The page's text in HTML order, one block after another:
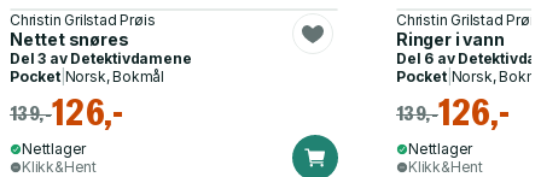
Christin Grilstad Prøis
Nettet snøres
Del 3 av Detektivdamene
Pocket| Norsk, Bokmål
139,-126,-
Nettlager
Klikk&Hent
Christin Grilstad Prøis
Ringer i vann
Del 6 av
Pocket| Norsk,
139,-126,-
Nettlager
Klikk&Hent